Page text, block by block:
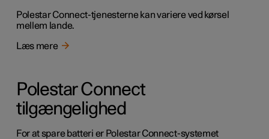
Polestar Connect-tjenesterne kan variere ved kørsel
mellem lande.
Læs mere
Polestar Connect
tilgængelighed
For at spare batteri er Polestar Connect-systemet